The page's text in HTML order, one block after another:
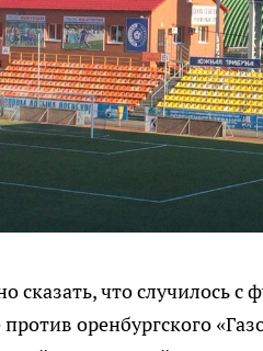
сказать, что случилось с
оренбургского